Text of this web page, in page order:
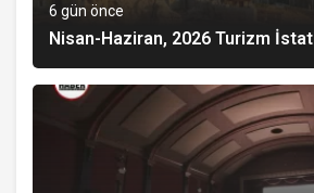
6 gün önce
Nisan-Haziran, 2026 Turizm